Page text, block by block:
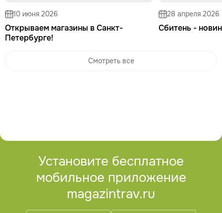
10 июня 2026
Открываем магазины в Санкт-
Петербурге!
28 апреля 2026
Сбитень -
Смотреть все
Установите бесплатное
мобильное приложение
magazintrav.ru